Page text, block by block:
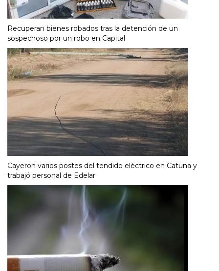
Recuperan bienes robados tras la detención de un
sospechoso por un robo en Capital
Cayeron varios postes del tendido eléctrico en Catuna y
trabajó personal de Edelar